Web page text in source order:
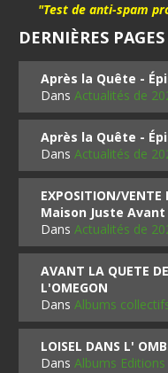
"Test de anti-spam
DERNIÈRES
Après la Quête -
DansActualités de
Après la Quête -
DansActualités de
EXPOSITION/
Maison Juste
DansActualités de
AVANT LA QUETE
L'OMEGON
DansAlbums
LOISEL DANS L'
DansAlbums Editions